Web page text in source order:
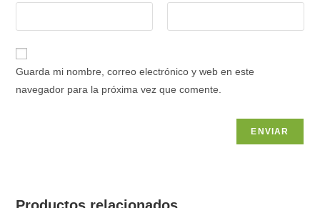
Guarda mi nombre, correo electrónico y web en este
navegador para la próxima vez que comente.